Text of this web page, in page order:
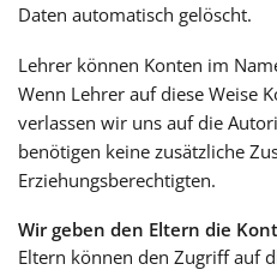
Daten automatisch gelöscht.
Lehrer können Konten im
Wenn Lehrer auf diese Weise
verlassen wir uns auf die
benötigen keine zusätzliche
Erziehungsberechtigten.
Wir geben den Eltern die
Eltern können den Zugriff auf